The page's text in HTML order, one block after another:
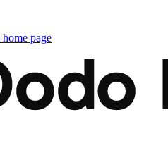
home page